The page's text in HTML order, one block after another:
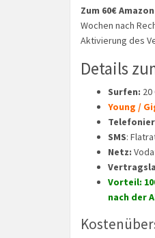
Zum 60€
Wochen nach
Aktivierung des
Details
Surfen:
Young /
SMS:
Netz:
Vorteil:
nach der